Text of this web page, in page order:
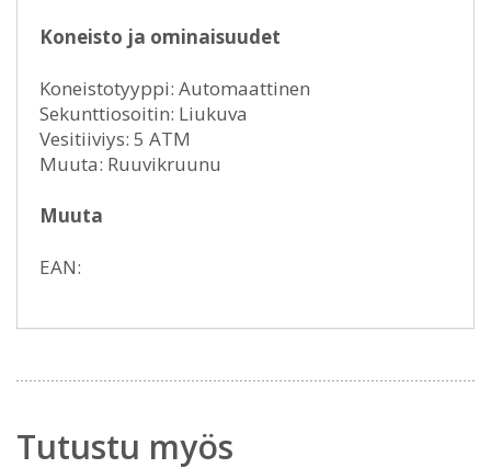
Koneisto ja ominaisuudet
Koneistotyyppi: Automaattinen
Sekunttiosoitin: Liukuva
Vesitiiviys: 5 ATM
Muuta: Ruuvikruunu
Muuta
EAN:
Tutustu myös